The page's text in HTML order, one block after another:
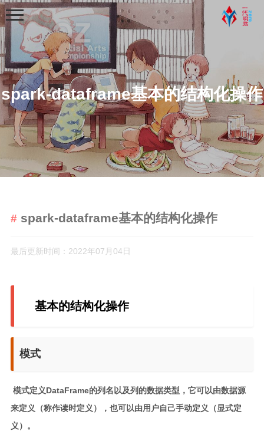
spark-dataframe基本的结构化操作
spark-dataframe基本的结构化操作
最后更新时间：2022年07月04日
基本的结构化操作
模式
模式定义DataFrame的列名以及列的数据类型，它可以由数据源
来定义（称作读时定义），也可以由用户自己手动定义（显式定
义）。
首页
分类
python程序练习
scala学习笔记
windows学习